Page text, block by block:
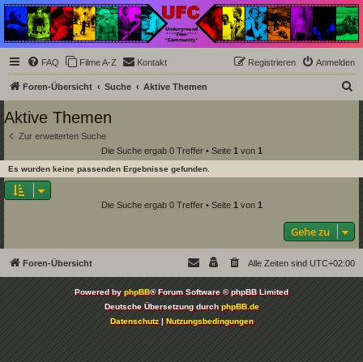
Underground Film
Community
Die Underground Film Community ist ein deutschsprachiges Filmforum und ein Paradies
für Cineasten und Filmsüchtige jenseits des Mainstreams.
FAQ Filme A-Z Kontakt Anmelden
Registrieren
Foren-Übersicht Suche Aktive Themen
e
Aktive Themen
Zur erweiterten Suche
Die Suche ergab 0 Treffer • Seite 1 von 1
Es wurden keine passenden Ergebnisse gefunden.
Die Suche ergab 0 Treffer • Seite 1 von 1
Gehe zu
Foren-Übersicht Alle Zeiten sind UTC+02:00
Powered byphpBB® Forum Software © phpBB Limited
Deutsche Übersetzung durchphpBB.de
Datenschutz|Nutzungsbedingungen